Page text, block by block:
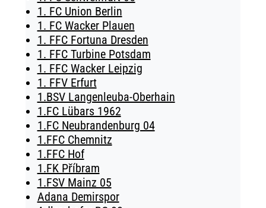
1. FC Union Berlin
1. FC Wacker Plauen
1. FFC Fortuna Dresden
1. FFC Turbine Potsdam
1. FFC Wacker Leipzig
1. FFV Erfurt
1.BSV Langenleuba-Oberhain
1.FC Lübars 1962
1.FC Neubrandenburg 04
1.FFC Chemnitz
1.FFC Hof
1.FK Příbram
1.FSV Mainz 05
Adana Demirspor